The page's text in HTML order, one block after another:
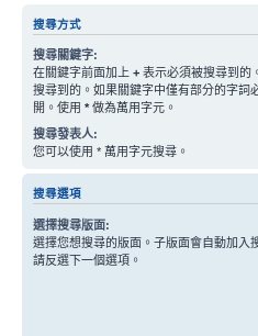
搜尋方式
搜尋關鍵字:
在關鍵字前面加上 + 表示必須被搜尋到的
搜尋到的。如果關鍵字中僅有部分的字詞
開。使用 * 做為萬用字元。
搜尋發表人:
您可以使用 * 萬用字元搜尋。
搜尋選項
選擇搜尋版面:
選擇您想搜尋的版面。子版面會自動加入
請反選下一個選項。